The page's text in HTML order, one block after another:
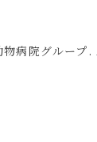
病院グルー